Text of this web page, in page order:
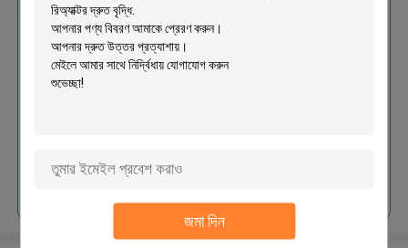
জমা দিন
এইচডিপিই হোয়াইট কালার মুভিং বেড বায়োফিল্ম
রিঅ্যাক্টর দ্রুত বৃদ্ধি
চালিয়ে